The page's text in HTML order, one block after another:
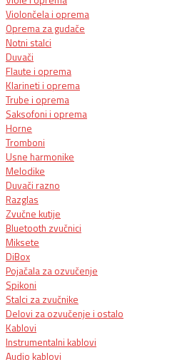
Violončela i oprema
Oprema za gudače
Notni stalci
Duvači
Flaute i oprema
Klarineti i oprema
Trube i oprema
Saksofoni i oprema
Horne
Tromboni
Usne harmonike
Melodike
Duvači razno
Razglas
Zvučne kutije
Bluetooth zvučnici
Miksete
DiBox
Pojačala za ozvučenje
Spikoni
Stalci za zvučnike
Delovi za ozvučenje i ostalo
Kablovi
Instrumentalni kablovi
Audio kablovi